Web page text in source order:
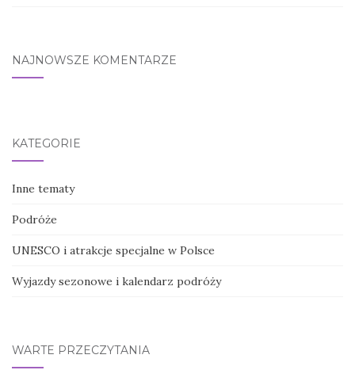
NAJNOWSZE KOMENTARZE
KATEGORIE
Inne tematy
Podróże
UNESCO i atrakcje specjalne w Polsce
Wyjazdy sezonowe i kalendarz podróży
WARTE PRZECZYTANIA